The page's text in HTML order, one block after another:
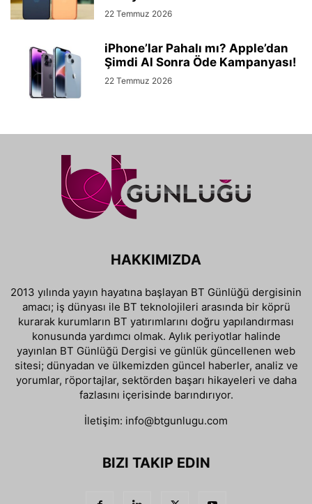
22 Temmuz 2026
iPhone’lar Pahalı mı? Apple’dan
Şimdi Al Sonra Öde Kampanyası!
22 Temmuz 2026
HAKKIMIZDA
2013 yılında yayın hayatına başlayan BT Günlüğü dergisinin
amacı; iş dünyası ile BT teknolojileri arasında bir köprü
kurarak kurumların BT yatırımlarını doğru yapılandırması
konusunda yardımcı olmak. Aylık periyotlar halinde
yayınlan BT Günlüğü Dergisi ve günlük güncellenen web
sitesi; dünyadan ve ülkemizden güncel haberler, analiz ve
yorumlar, röportajlar, sektörden başarı hikayeleri ve daha
fazlasını içerisinde barındırıyor.
İletişim: info@btgunlugu.com
BIZI TAKIP EDIN